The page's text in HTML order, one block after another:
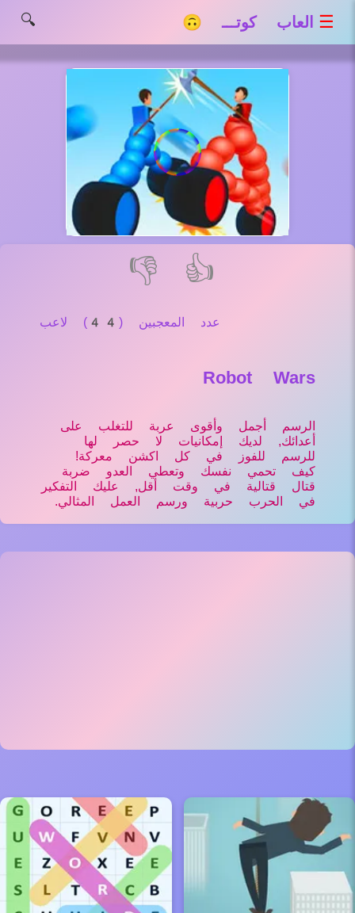
☰ العاب كوتـــ 🙃 🔍
👍
👎
عدد المعجبين (44) لاعب
Robot Wars
الرسم أجمل وأقوى عربة للتغلب على
أعدائك, لديك إمكانيات لا حصر لها
للرسم للفوز في كل اكشن معركة!
كيف تحمي نفسك وتعطي العدو ضربة
قتال قتالية في وقت أقل, عليك التفكير
في الحرب حربية ورسم العمل المثالي.